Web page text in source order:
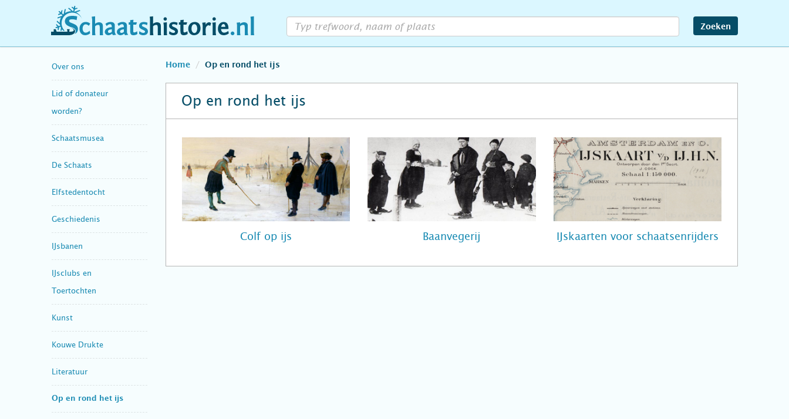
schaatshistorie.nl Zoeken
Over ons
Lid of donateur
worden?
Schaatsmusea
De Schaats
Elfstedentocht
Geschiedenis
IJsbanen
IJsclubs en
Toertochten
Kunst
Kouwe Drukte
Literatuur
Op en rond het ijs
Home Op en rond het ijs
Op en rond het ijs
Colf op ijs Baanvegerij IJskaarten voor schaatsenrijders